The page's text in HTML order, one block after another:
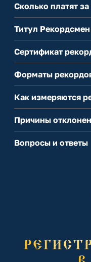
Сколько платят
Титул Рекордсмен
Сертификат
Форматы
Как измеряются
Причины
Вопросы и ответы